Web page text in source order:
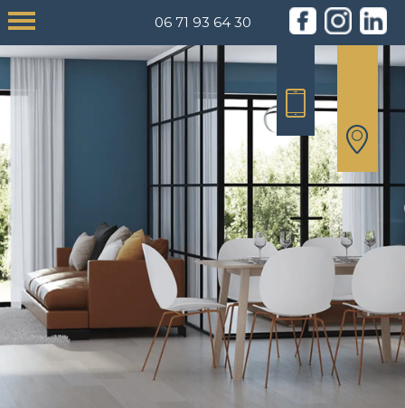
06 71 93 64 30